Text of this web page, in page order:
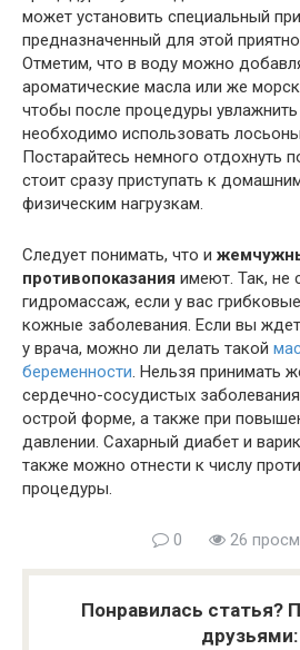
может установить специальный
предназначенный для этой
Отметим, что в воду можно
ароматические масла или же
чтобы после процедуры
необходимо использовать
Постарайтесь немного отдохнуть
стоит сразу приступать к
физическим нагрузкам.
Следует понимать, что и
противопоказания имеют. Так, не
гидромассаж, если у вас
кожные заболевания. Если вы
у врача, можно ли делать такой
беременности. Нельзя принимать
сердечно-сосудистых
острой форме, а также при
давлении. Сахарный диабет и
также можно отнести к числу
процедуры.
0 26
Понравилась статья?
друзьями: